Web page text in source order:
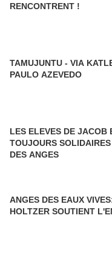
RENCONTRENT !
TAMUJUNTU - VIA
PAULO AZEVEDO
LES ELEVES DE JACOB
TOUJOURS
DES ANGES
ANGES DES EAUX
HOLTZER SOUTIENT